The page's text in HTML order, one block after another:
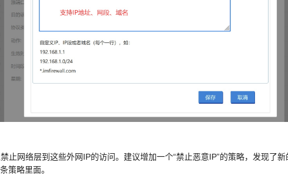
止网络层到这些外网IP的访问。建议增加一个“禁止恶意IP”的策略，发现了新
策略里面。